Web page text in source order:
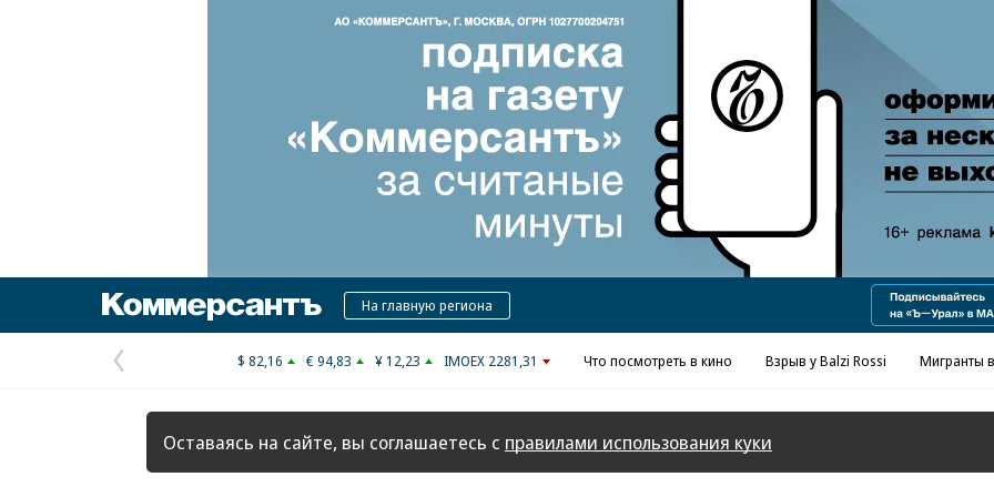
КоммерсантъНа главную региона
Предыдущая
страница
$ 82,16 € 94,83 ¥ 12,23 IMOEX 2281,31 Что посмотреть в кино Взрыв у Balzi Rossi Мигранты
Оставаясь на сайте, вы соглашаетесь с правилами использования куки